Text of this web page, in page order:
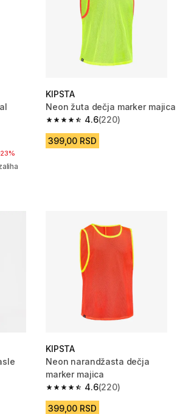
Recenzije
23%
KIPSTA
Neon žuta dečja marker majica
4.6
4.6 od 5 zvezdica from 220
(220)
399,00 RSD
Recenzije
KIPSTA
Neon narandžasta dečja
marker majica
4.6
4.6 od 5 zvezdica from 220
(220)
399,00 RSD